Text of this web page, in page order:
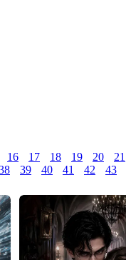
16 17 18 19 20 21
39 40 41 42 43